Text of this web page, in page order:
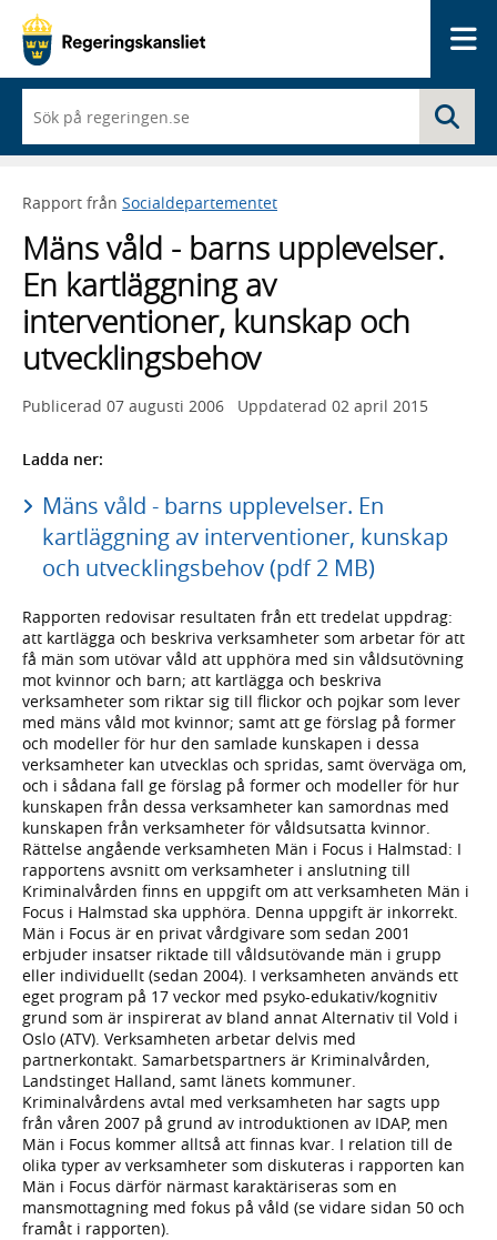
du
börjar
skriva
framträder
lista
med
sökförslag
Rapport från Socialdepartementet
Mäns våld - barns upplevelser.
En kartläggning av
interventioner, kunskap och
utvecklingsbehov
Publicerad 07 augusti 2006 Uppdaterad 02 april 2015
Ladda ner:
Mäns våld - barns upplevelser. En
kartläggning av interventioner, kunskap
och utvecklingsbehov (pdf 2 MB)
Rapporten redovisar resultaten från ett tredelat uppdrag:
att kartlägga och beskriva verksamheter som arbetar för att
få män som utövar våld att upphöra med sin våldsutövning
mot kvinnor och barn; att kartlägga och beskriva
verksamheter som riktar sig till flickor och pojkar som lever
med mäns våld mot kvinnor; samt att ge förslag på former
och modeller för hur den samlade kunskapen i dessa
verksamheter kan utvecklas och spridas, samt överväga om,
och i sådana fall ge förslag på former och modeller för hur
kunskapen från dessa verksamheter kan samordnas med
kunskapen från verksamheter för våldsutsatta kvinnor.
Rättelse angående verksamheten Män i Focus i Halmstad: I
rapportens avsnitt om verksamheter i anslutning till
Kriminalvården finns en uppgift om att verksamheten Män i
Focus i Halmstad ska upphöra. Denna uppgift är inkorrekt.
Män i Focus är en privat vårdgivare som sedan 2001
erbjuder insatser riktade till våldsutövande män i grupp
eller individuellt (sedan 2004). I verksamheten används ett
eget program på 17 veckor med psyko-edukativ/kognitiv
grund som är inspirerat av bland annat Alternativ til Vold i
Oslo (ATV). Verksamheten arbetar delvis med
partnerkontakt. Samarbetspartners är Kriminalvården,
Landstinget Halland, samt länets kommuner.
Kriminalvårdens avtal med verksamheten har sagts upp
från våren 2007 på grund av introduktionen av IDAP, men
Män i Focus kommer alltså att finnas kvar. I relation till de
olika typer av verksamheter som diskuteras i rapporten kan
Män i Focus därför närmast karaktäriseras som en
mansmottagning med fokus på våld (se vidare sidan 50 och
framåt i rapporten).